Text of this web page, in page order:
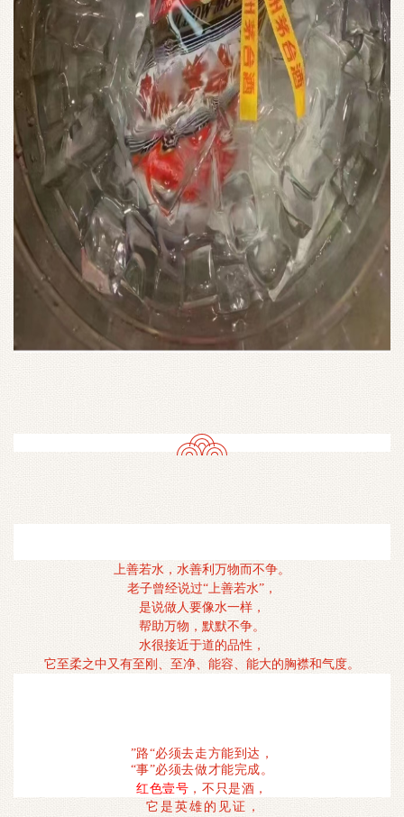
上善若水，水善利万物而不争。
老子曾经说过“上善若水”，
是说做人要像水一样，
帮助万物，默默不争。
水很接近于道的品性，
它至柔之中又有至刚、至净、能容、能大的胸襟和气度。
”路“必须去走方能到达，
“事”必须去做才能完成。
红色壹号 ，不只是酒，
它是英雄的见证，